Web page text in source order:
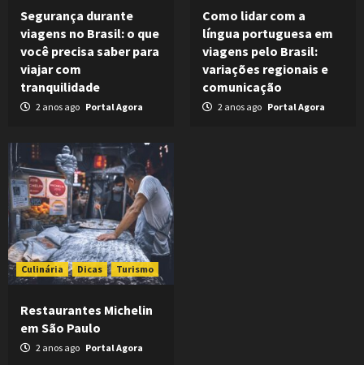
Segurança durante
viagens no Brasil: o que
você precisa saber para
viajar com
tranquilidade
2 anos ago Portal Agora
Como lidar com a
língua portuguesa em
viagens pelo Brasil:
variações regionais e
comunicação
2 anos ago Portal Agora
Culinária Dicas Turismo
Restaurantes Michelin
em São Paulo
2 anos ago Portal Agora